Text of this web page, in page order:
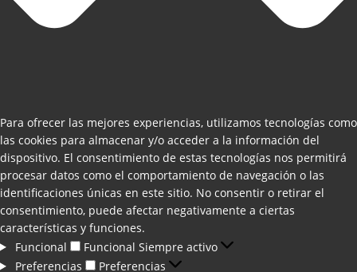
Para ofrecer las mejores experiencias, utilizamos tecnologías como
las cookies para almacenar y/o acceder a la información del
dispositivo. El consentimiento de estas tecnologías nos permitirá
procesar datos como el comportamiento de navegación o las
identificaciones únicas en este sitio. No consentir o retirar el
consentimiento, puede afectar negativamente a ciertas
características y funciones.
Funcional
Funcional Siempre activo
Preferencias
Preferencias